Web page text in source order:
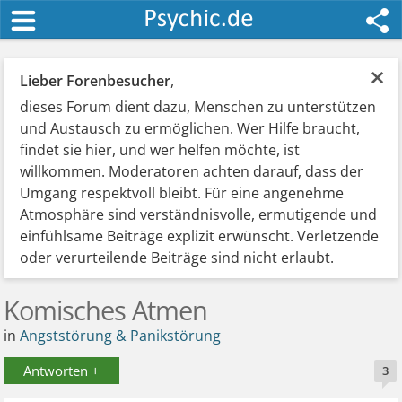
×
Lieber Forenbesucher,
dieses Forum dient dazu, Menschen zu unterstützen
und Austausch zu ermöglichen. Wer Hilfe braucht,
findet sie hier, und wer helfen möchte, ist
willkommen. Moderatoren achten darauf, dass der
Umgang respektvoll bleibt. Für eine angenehme
Atmosphäre sind verständnisvolle, ermutigende und
einfühlsame Beiträge explizit erwünscht. Verletzende
oder verurteilende Beiträge sind nicht erlaubt.
Komisches Atmen
inAngststörung & Panikstörung
Antworten + 3